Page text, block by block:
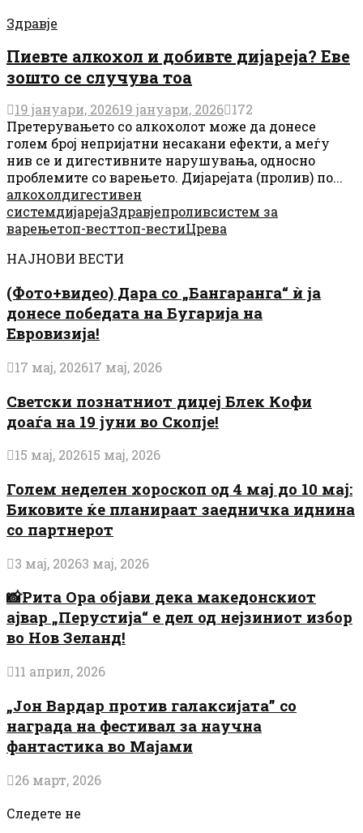
Здравје
Пиевте алкохол и добивте дијареја? Еве
зошто се случува тоа
19 јануари, 202619 јануари, 2026 172
Претерувањето со алкохолот може да донесе
голем број непријатни несакани ефекти, а меѓу
нив се и дигестивните нарушувања, односно
проблемите со варењето. Дијарејата (пролив) по...
алкохолдигестивен
системдијарејаЗдравјепроливсистем за
варењетоп-весттоп-вестиЦрева
НАЈНОВИ ВЕСТИ
(Фото+видео) Дара со „Бангаранга“ ѝ ја
донесе победата на Бугарија на
Евровизија!
17 мај, 202617 мај, 2026
Светски познатниот диџеј Блек Кофи
доаѓа на 19 јуни во Скопје!
15 мај, 202615 мај, 2026
Голем неделен хороскоп од 4 мај до 10 мај:
Биковите ќе планираат заедничка иднина
со партнерот
3 мај, 20263 мај, 2026
📸Рита Ора објави дека македонскиот
ајвар „Перустија“ е дел од нејзиниот избор
во Нов Зеланд!
11 април, 2026
„Јон Вардар против галаксијата” со
награда на фестивал за научна
фантастика во Мајами
26 март, 2026
Следете не